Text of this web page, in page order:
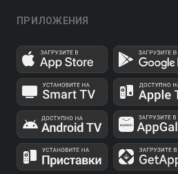
ПРИЛОЖЕНИЯ